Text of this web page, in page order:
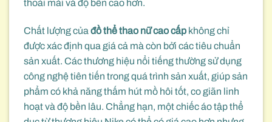
thoải mái và độ bền cao hơn.
Chất lượng của đồ thể thao nữ cao cấp không chỉ
được xác định qua giá cả mà còn bởi các tiêu chuẩn
sản xuất. Các thương hiệu nổi tiếng thường sử dụng
công nghệ tiên tiến trong quá trình sản xuất, giúp sản
phẩm có khả năng thấm hút mồ hôi tốt, co giãn linh
hoạt và độ bền lâu. Chẳng hạn, một chiếc áo tập thể